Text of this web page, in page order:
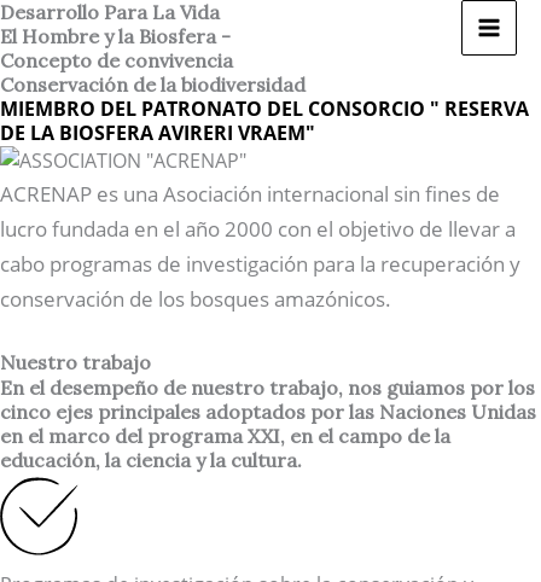
Ir
al
contenido
Desarrollo Para La Vida
El Hombre y la Biosfera -
Concepto de convivencia
Conservación de la biodiversidad
MIEMBRO DEL PATRONATO DEL CONSORCIO " RESERVA
DE LA BIOSFERA AVIRERI VRAEM"
ACRENAP es una Asociación internacional sin fines de
lucro fundada en el año 2000 con el objetivo de llevar a
cabo programas de investigación para la recuperación y
conservación de los bosques amazónicos.
Nuestro trabajo
En el desempeño de nuestro trabajo, nos guiamos por los
cinco ejes principales adoptados por las Naciones Unidas
en el marco del programa XXI, en el campo de la
educación, la ciencia y la cultura.